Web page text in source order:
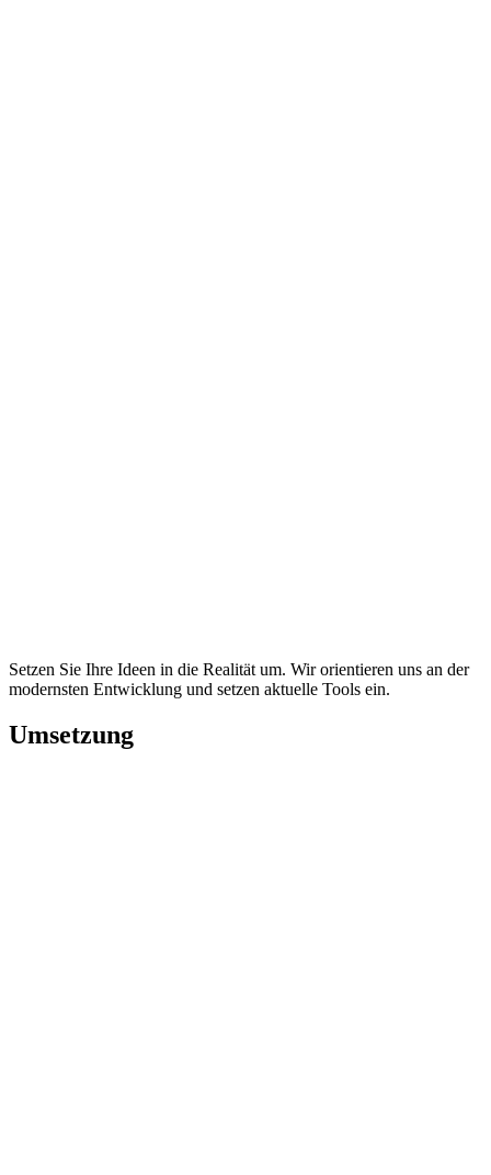
Setzen Sie Ihre Ideen in die Realität um. Wir orientieren uns an der
modernsten Entwicklung und setzen aktuelle Tools ein.
Umsetzung